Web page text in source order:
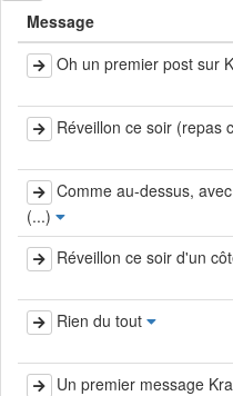
Message
Oh un premier post sur
Réveillon ce soir (repas
Comme au-dessus,
(...)
Réveillon ce soir d'un
Rien du tout
Un premier message